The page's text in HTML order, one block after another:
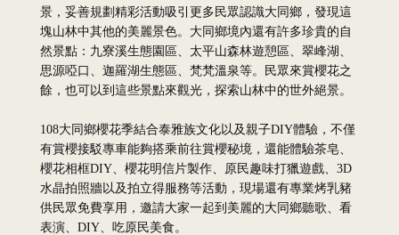
景，妥善規劃精彩活動吸引更多民眾認識大同鄉，發現這
塊山林中其他的美麗景色。大同鄉境內還有許多珍貴的自
然景點：九寮溪生態園區、太平山森林遊憩區、翠峰湖、
思源啞口、迦羅湖生態區、梵梵溫泉等。民眾來賞櫻花之
餘，也可以到這些景點來觀光，探索山林中的世外絕景。
108大同鄉櫻花季結合泰雅族文化以及親子DIY體驗，不僅
有賞櫻接駁專車能夠搭乘前往賞櫻秘境，還能體驗茶皂、
櫻花相框DIY、櫻花明信片製作、原民趣味打獵遊戲、3D
水晶拍照牆以及拍立得服務等活動，現場還有專業烤乳豬
供民眾免費享用，邀請大家一起到美麗的大同鄉聽歌、看
表演、DIY、吃原民美食。